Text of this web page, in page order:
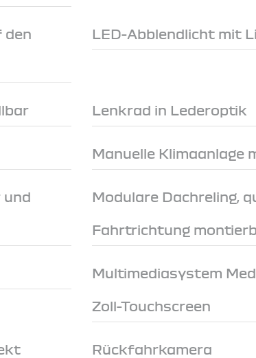
den LED-Abblendlicht mit
Lenkrad in Lederoptik
Manuelle Klimaanlage
und Modulare Dachreling,
Fahrtrichtung
Multimediasystem
Zoll-Touchscreen
Rückfahrkamera